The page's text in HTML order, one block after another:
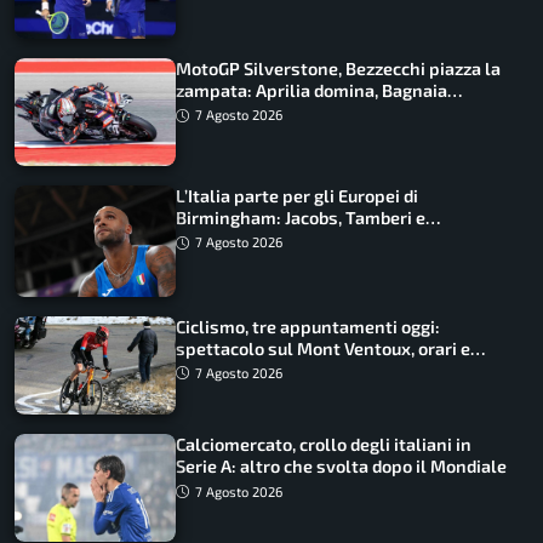
MotoGP Silverstone, Bezzecchi piazza la
zampata: Aprilia domina, Bagnaia
costretto al Q1
7 Agosto 2026
L’Italia parte per gli Europei di
Birmingham: Jacobs, Tamberi e
Battocletti guidano una spedizione
7 Agosto 2026
Ciclismo, tre appuntamenti oggi:
spettacolo sul Mont Ventoux, orari e
come vederli
7 Agosto 2026
Calciomercato, crollo degli italiani in
Serie A: altro che svolta dopo il Mondiale
7 Agosto 2026